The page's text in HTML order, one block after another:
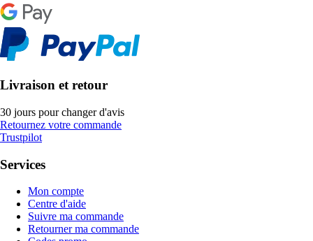
Livraison et retour
30 jours pour changer d'avis
Retournez votre commande
Trustpilot
Services
Mon compte
Centre d'aide
Suivre ma commande
Retourner ma commande